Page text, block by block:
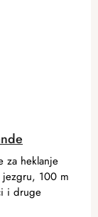
za heklanje
jezgru, 100 m
i druge